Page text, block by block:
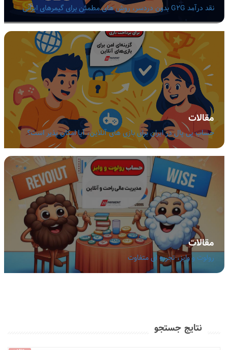
نقد درآمد G2G بدون دردسر، روش های مطمئن برای گیمرهای ایرانی
مقالات
حساب پی پال در ایران برای بازی های آنلاین، آیا امکان پذیر است؟
مقالات
رولوت و وایز، تجربه ای متفاوت
نتایج جستجو